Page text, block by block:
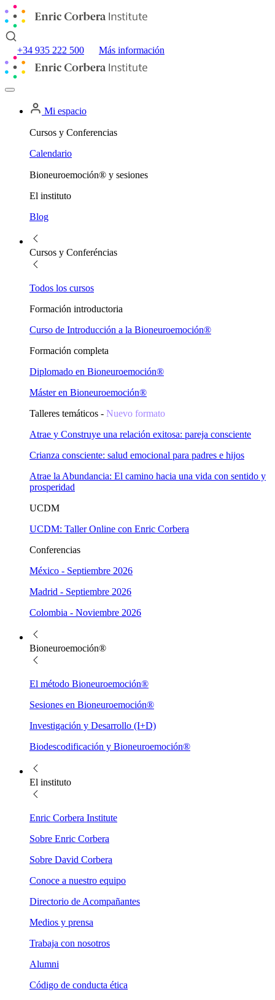
+34 935 222 500 Más información
Mi espacio
Cursos y Conferencias
Calendario
Bioneuroemoción® y sesiones
El instituto
Blog
Cursos y Conferéncias
Todos los cursos
Formación introductoria
Curso de Introducción a la Bioneuroemoción®
Formación completa
Diplomado en Bioneuroemoción®
Máster en Bioneuroemoción®
Talleres temáticos - Nuevo formato
Atrae y Construye una relación exitosa: pareja consciente
Crianza consciente: salud emocional para padres e hijos
Atrae la Abundancia: El camino hacia una vida con sentido y
prosperidad
UCDM
UCDM: Taller Online con Enric Corbera
Conferencias
México - Septiembre 2026
Madrid - Septiembre 2026
Colombia - Noviembre 2026
Bioneuroemoción®
El método Bioneuroemoción®
Sesiones en Bioneuroemoción®
Investigación y Desarrollo (I+D)
Biodescodificación y Bioneuroemoción®
El instituto
Enric Corbera Institute
Sobre Enric Corbera
Sobre David Corbera
Conoce a nuestro equipo
Directorio de Acompañantes
Medios y prensa
Trabaja con nosotros
Alumni
Código de conducta ética